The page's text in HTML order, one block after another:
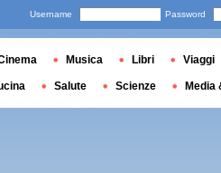
Username Password
Musica Libri Viaggi
Salute Scienze Media